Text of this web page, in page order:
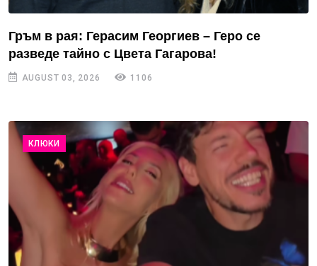
Гръм в рая: Герасим Георгиев – Геро се
разведе тайно с Цвета Гагарова!
AUGUST 03, 2026 1106
КЛЮКИ